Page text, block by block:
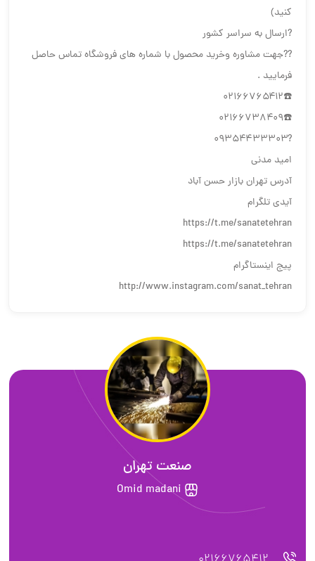
کنید)
?ارسال به سراسر کشور
?️?️جهت مشاوره وخرید محصول با شماره های فروشگاه تماس حاصل
فرمایید .
☎️۰۲۱۶۶۷۶۵۴۱۲
☎️۰۲۱۶۶۷۳۸۴۰۹
?۰۹۳۵۴۴۳۳۳۰۳
امید مدنی
آدرس تهران بازار حسن آباد
آیدی تلگرام
https://t.me/sanatetehran
https://t.me/sanatetehran
پیج اینستاگرام
http://www.instagram.com/sanat_tehran
صنعت تهران
Omid madani